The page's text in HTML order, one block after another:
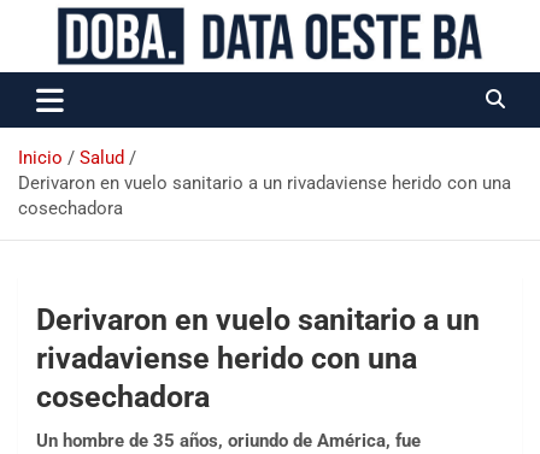
Data Oeste BA
Inicio
Salud
Derivaron en vuelo sanitario a un rivadaviense herido con una
cosechadora
Derivaron en vuelo sanitario a un
rivadaviense herido con una
cosechadora
Un hombre de 35 años, oriundo de América, fue